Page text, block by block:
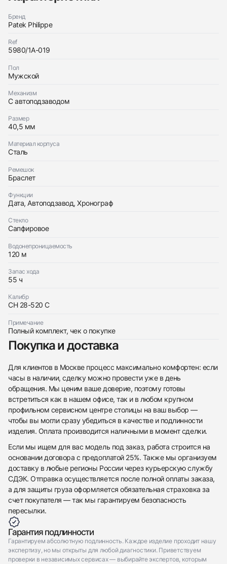
Бренд
Patek Philippe
Ref
5980/1A-019
Пол
Мужской
Механизм
С автоподзаводом
Размер
40,5 мм
Материал корпуса
Сталь
Ремешок
Браслет
Функции
Дата, Автоподзавод, Хронограф
Стекло
Сапфировое
Водонепроницаемость
120 м
Запас хода
55 ч
Калибр
CH 28-520 C
Примечание
Полный комплект, чек о покупке
Покупка и доставка
Для клиентов в Москве процесс максимально комфортен: если
часы в наличии, сделку можно провести уже в день
обращения. Мы ценим ваше доверие, поэтому готовы
встретиться как в нашем офисе, так и в любом крупном
профильном сервисном центре столицы на ваш выбор —
чтобы вы могли сразу убедиться в качестве и подлинности
изделия. Оплата производится наличными в момент сделки.
Если мы ищем для вас модель под заказ, работа строится на
основании договора с предоплатой 25%. Также мы организуем
доставку в любые регионы России через курьерскую службу
СДЭК. Отправка осуществляется после полной оплаты заказа,
а для защиты груза оформляется обязательная страховка за
счет покупателя — так мы гарантируем безопасность
пересылки.
Гарантия подлинности
Гарантируем абсолютную подлинность. Каждое изделие проходит нашу
экспертизу, но мы открыты для любой диагностики. Приветствуем
проверки в независимых сервисах — выбирайте экспертов, которым
Заказать эти часы
с вами
Patek Philippe
Отправить заявку
Трейд-ин часов
с вами
Идеальное
$118,450